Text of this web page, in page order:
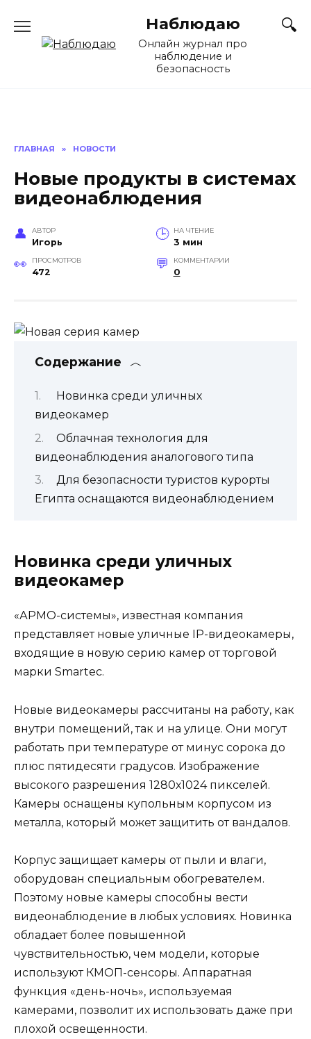
содержанию
Наблюдаю
Онлайн журнал про
наблюдение и
безопасность
ГЛАВНАЯ » НОВОСТИ
Новые продукты в системах
видеонаблюдения
АВТОР
Игорь
НА ЧТЕНИЕ
3 мин
ПРОСМОТРОВ
472
КОММЕНТАРИИ
0
Содержание
Новинка среди уличных
видеокамер
Облачная технология для
видеонаблюдения аналогового типа
Для безопасности туристов курорты
Египта оснащаются видеонаблюдением
Новинка среди уличных
видеокамер
«АРМО-системы», известная компания
представляет новые уличные IP-видеокамеры,
входящие в новую серию камер от торговой
марки Smartec.
Новые видеокамеры рассчитаны на работу, как
внутри помещений, так и на улице. Они могут
работать при температуре от минус сорока до
плюс пятидесяти градусов. Изображение
высокого разрешения 1280х1024 пикселей.
Камеры оснащены купольным корпусом из
металла, который может защитить от вандалов.
Корпус защищает камеры от пыли и влаги,
оборудован специальным обогревателем.
Поэтому новые камеры способны вести
видеонаблюдение в любых условиях. Новинка
обладает более повышенной
чувствительностью, чем модели, которые
используют КМОП-сенсоры. Аппаратная
функция «день-ночь», используемая
камерами, позволит их использовать даже при
плохой освещенности.